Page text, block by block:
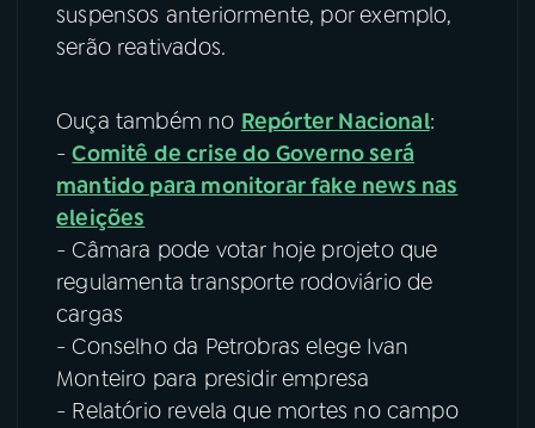
suspensos anteriormente, por exemplo,
serão reativados.
Ouça também no Repórter Nacional:
-Comitê de crise do Governo será
mantido para monitorar fake news nas
eleições
- Câmara pode votar hoje projeto que
regulamenta transporte rodoviário de
cargas
- Conselho da Petrobras elege Ivan
Monteiro para presidir empresa
- Relatório revela que mortes no campo